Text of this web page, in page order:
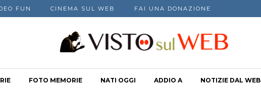
FUN CINEMA SUL WEB FAI UNA DONAZIONE
FOTO MEMORIE NATI OGGI ADDIO A NOTIZIE DAL WEB